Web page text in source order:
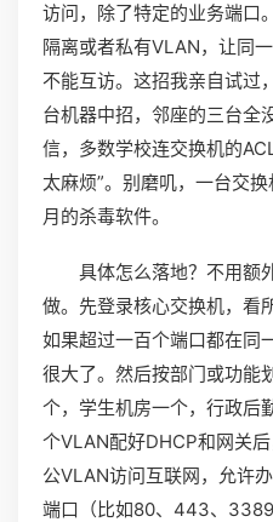
访问，除了特定的业务端口
隔离或者私有VLAN，让同
不能互访。这招我亲自试过
台机器中招，邻座的三台全
信，多数学校连交换机的
太麻烦”。别磨叽，一台交
月的杀毒软件。
具体怎么落地？不用额
做。先登录核心交换机，看
如果超过一百个端口都在同
很大了。然后按部门或功能
个，学生机房一个，行政后
个VLAN配好DHCP和网关
公VLAN访问互联网，允许
端口（比如80、443、